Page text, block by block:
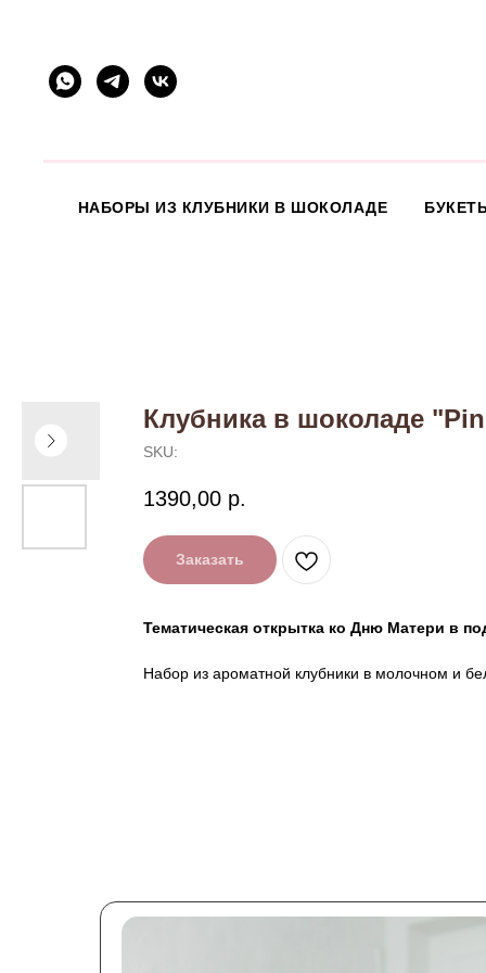
НАБОРЫ ИЗ КЛУБНИКИ В ШОКОЛАДЕ
Клубника в шоколаде
SKU:
1390,00 р.
Заказать
Тематическая открытка ко Дню Матери в
Набор из ароматной клубники в молочном и